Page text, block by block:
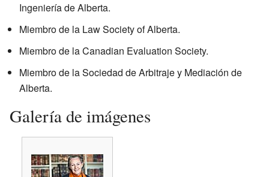
Ingeniería de Alberta.
Miembro de la Law Society of Alberta.
Miembro de la Canadian Evaluation Society.
Miembro de la Sociedad de Arbitraje y Mediación de
Alberta.
Galería de imágenes